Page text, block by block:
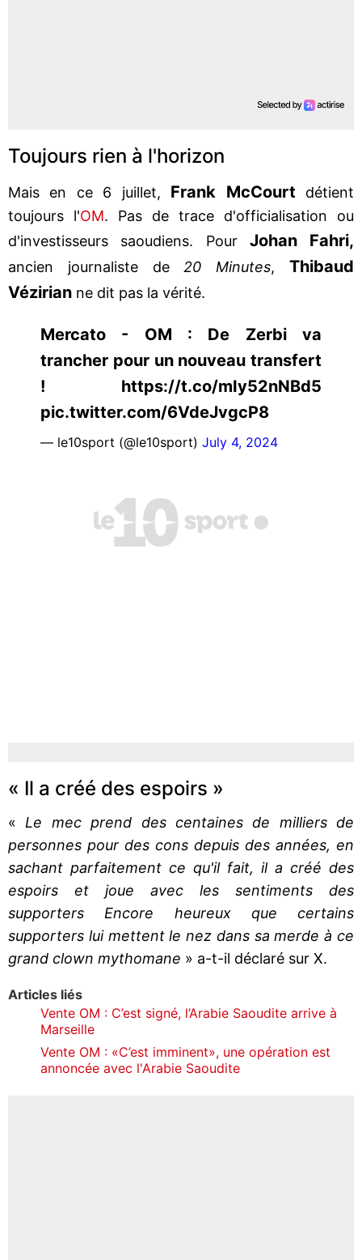
Toujours rien à l'horizon
Mais en ce 6 juillet, Frank McCourt détient
toujours l'OM. Pas de trace d'officialisation ou
d'investisseurs saoudiens. Pour Johan Fahri,
ancien journaliste de 20 Minutes,
Thibaud
Vézirian ne dit pas la vérité.
Mercato - OM : De Zerbi va
trancher pour un nouveau transfert
! https://t.co/mIy52nNBd5
pic.twitter.com/6VdeJvgcP8
— le10sport (@le10sport) July 4, 2024
« Il a créé des espoirs »
« Le mec prend des centaines de milliers de
personnes pour des cons depuis des années, en
sachant parfaitement ce qu'il fait, il a créé des
espoirs et joue avec les sentiments des
supporters Encore heureux que certains
supporters lui mettent le nez dans sa merde à ce
grand clown mythomane » a-t-il déclaré sur X.
Articles liés
Vente OM : C’est signé, l’Arabie Saoudite arrive à
Marseille
Vente OM : «C’est imminent», une opération est
annoncée avec l'Arabie Saoudite